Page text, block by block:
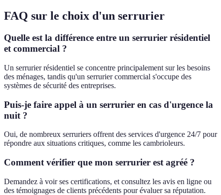
FAQ sur le choix d'un serrurier
Quelle est la différence entre un serrurier résidentiel
et commercial ?
Un serrurier résidentiel se concentre principalement sur les besoins
des ménages, tandis qu'un serrurier commercial s'occupe des
systèmes de sécurité des entreprises.
Puis-je faire appel à un serrurier en cas d'urgence la
nuit ?
Oui, de nombreux serruriers offrent des services d'urgence 24/7 pour
répondre aux situations critiques, comme les cambrioleurs.
Comment vérifier que mon serrurier est agréé ?
Demandez à voir ses certifications, et consultez les avis en ligne ou
des témoignages de clients précédents pour évaluer sa réputation.